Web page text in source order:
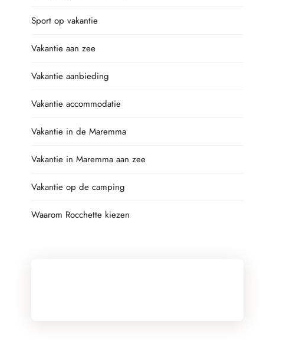
Sport op vakantie
Vakantie aan zee
Vakantie aanbieding
Vakantie accommodatie
Vakantie in de Maremma
Vakantie in Maremma aan zee
Vakantie op de camping
Waarom Rocchette kiezen